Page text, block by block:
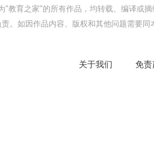
"教育之家"的所有作品，均转载、编译或
。如因作品内容、版权和其他问题需要
关于我们 免责